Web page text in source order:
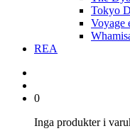
Tokyo
Voyage
REA
0
Inga produkter i